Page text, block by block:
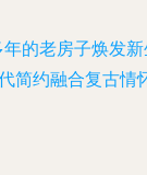
的老房子焕发
约融合复古情